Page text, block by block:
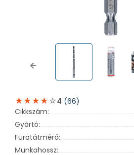
Previous
4 (66)
Cikkszám:
Gyártó:
Furatátmérő:
Munkahossz: